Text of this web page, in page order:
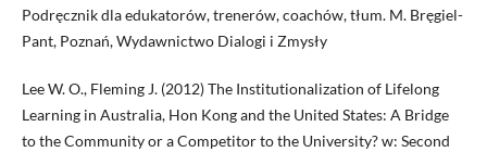
Podręcznik dla edukatorów, trenerów, coachów, tłum. M. Bręgiel-
Pant, Poznań, Wydawnictwo Dialogi i Zmysły
Lee W. O., Fleming J. (2012) The Institutionalization of Lifelong
Learning in Australia, Hon Kong and the United States: A Bridge
to the Community or a Competitor to the University? w: ­Second